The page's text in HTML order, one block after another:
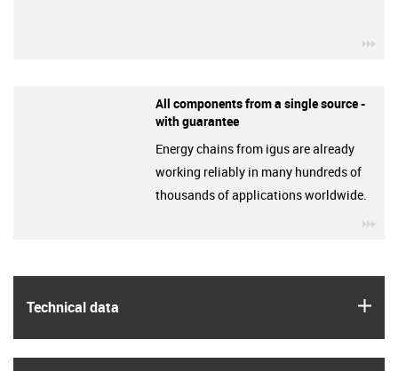
Technical data
All components from a single source -
with guarantee
Energy chains from igus are already
working reliably in many hundreds of
thousands of applications worldwide.